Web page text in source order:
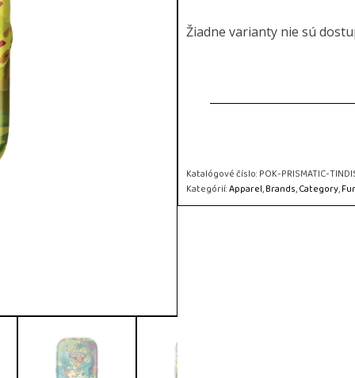
Žiadne varianty nie sú
Katalógové číslo:POK-PRISMATIC-
Kategórií:Apparel,Brands,Category,